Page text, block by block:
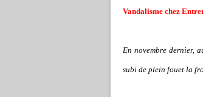
Vandalisme chez
En novembre dernier,
subi de plein fouet la